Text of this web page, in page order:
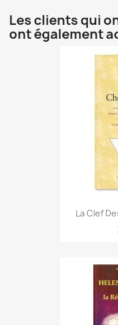
Les clients qui
ont également
La Clef